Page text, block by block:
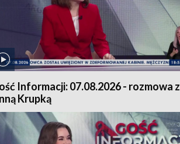
Informacji: 07.08.2026 - rozmowa z
Krupką